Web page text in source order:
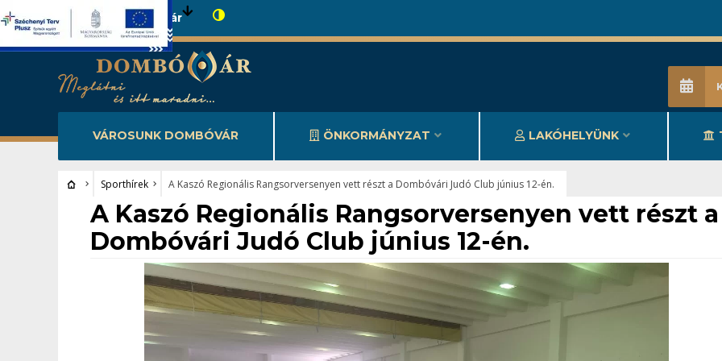
Városunk Dombóvár
VÁROSUNK DOMBÓVÁR ÖNKORMÁNYZAT LAKÓHELYÜNK
Sporthírek A Kaszó Regionális Rangsorversenyen vett részt a Dombóvári Judó Club június 12-én.
Sporthírek
A Kaszó Regionális Rangsorversenyen vett részt a
Dombóvári Judó Club június 12-én.